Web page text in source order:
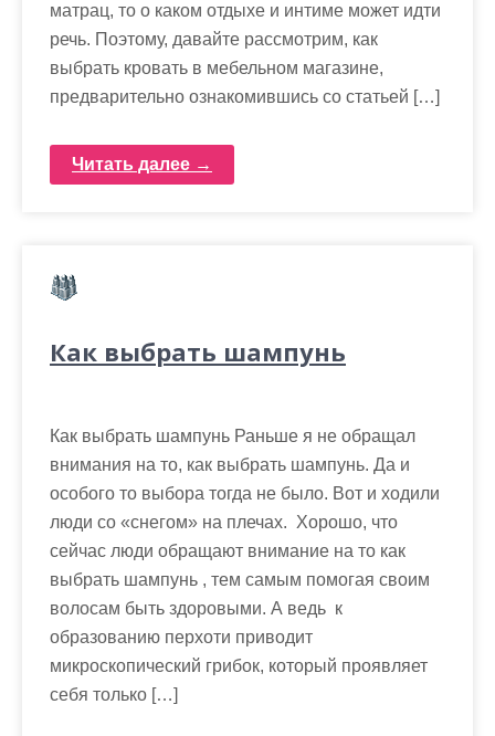
матрац, то о каком отдыхе и интиме может идти
речь. Поэтому, давайте рассмотрим, как
выбрать кровать в мебельном магазине,
предварительно ознакомившись со статьей […]
Читать далее →
Как выбрать шампунь
Как выбрать шампунь Раньше я не обращал
внимания на то, как выбрать шампунь. Да и
особого то выбора тогда не было. Вот и ходили
люди со «снегом» на плечах. Хорошо, что
сейчас люди обращают внимание на то как
выбрать шампунь , тем самым помогая своим
волосам быть здоровыми. А ведь к
образованию перхоти приводит
микроскопический грибок, который проявляет
себя только […]